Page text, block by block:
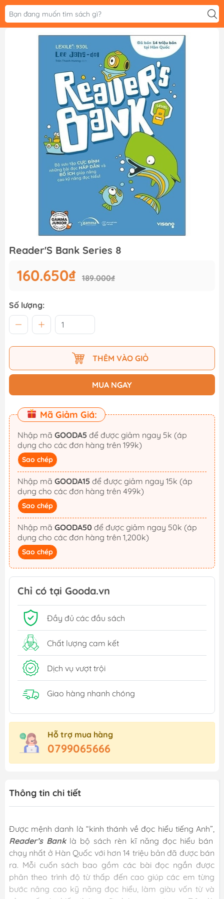
Reader'S Bank Series 8
160.650₫ 189.000₫
Số lượng:
THÊM VÀO GIỎ
MUA NGAY
Mã Giảm Giá:
Nhập mã GOODA5
dụng cho các đơn hàng trên 199k)
Sao chép
Nhập mã GOODA15
dụng cho các đơn hàng trên 499k)
Sao chép
Nhập mã GOODA50
dụng cho các đơn hàng trên 1,200k)
Sao chép
Chỉ có tại Gooda.vn
Đầy đủ các đầu sách
Chất lượng cam kết
Dịch vụ vượt trội
Giao hàng nhanh chóng
Hỗ trợ mua hàng
0799065666
Thông tin chi tiết
Được mệnh danh là “kinh thánh về đọc hiểu tiếng Anh”,
Reader’s Bank là bộ sách rèn kĩ năng đọc hiểu bán
chạy nhất ở Hàn Quốc với hơn 14 triệu bản đã được bán
ra. Mỗi cuốn sách bao gồm các bài đọc ngắn được
phân theo trình độ từ thấp đến cao giúp các em từng
bước nâng cao kỹ năng đọc hiểu, làm giàu vốn từ và